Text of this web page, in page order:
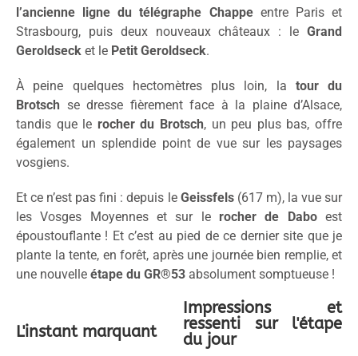
l’ancienne ligne du télégraphe Chappeentre Paris et
Strasbourg, puis deux nouveaux châteaux : le Grand
Geroldseck et le Petit Geroldseck.
À peine quelques hectomètres plus loin, la tour du
Brotsch se dresse fièrement face à la plaine d’Alsace,
tandis que le rocher du Brotsch, un peu plus bas, offre
également un splendide point de vue sur les paysages
vosgiens.
Et ce n’est pas fini : depuis le Geissfels(617 m), la vue sur
les Vosges Moyennes et sur le rocher de Daboest
époustouflante ! Et c’est au pied de ce dernier site que je
plante la tente, en forêt, après une journée bien remplie, et
une nouvelle étape du GR®53 absolument somptueuse !
L'instant marquant
Impressions et
ressenti sur l'étape
du jour